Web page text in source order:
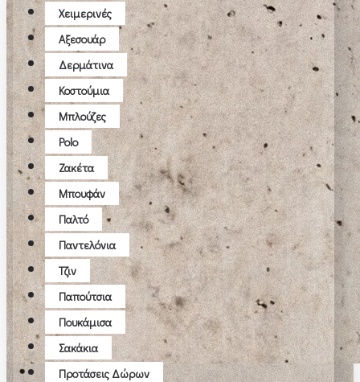
Χειμερινές
Αξεσουάρ
Δερμάτινα
Κοστούμια
Μπλούζες
Polo
Ζακέτα
Μπουφάν
Παλτό
Παντελόνια
Τζιν
Παπούτσια
Πουκάμισα
Σακάκια
Προτάσεις Δώρων